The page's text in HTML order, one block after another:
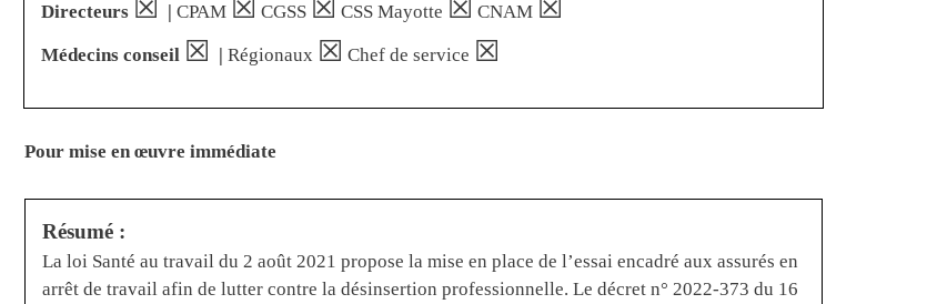
Directeurs ☒ | CPAM ☒ CGSS ☒ CSS Mayotte ☒ CNAM ☒
Médecins conseil ☒ | Régionaux ☒ Chef de service ☒
Pour mise en œuvre immédiate
Résumé :
La loi Santé au travail du 2 août 2021 propose la mise en place de l’essai encadré aux assurés en
arrêt de travail afin de lutter contre la désinsertion professionnelle. Le décret n° 2022-373 du 16